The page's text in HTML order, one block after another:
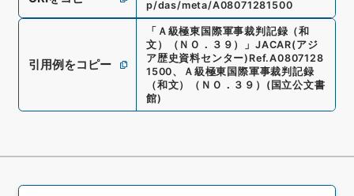
p/das/meta/A08071281500
引用例をコピー
「 Ａ級極東国際軍事裁判記録（和
文）（ＮＯ．３９）
」 JACAR(アジ
ア歴史資料センター) Ref.A0807128
1500、
Ａ級極東国際軍事裁判記録
（和文）（ＮＯ．３９） ( 国立公文書
館)